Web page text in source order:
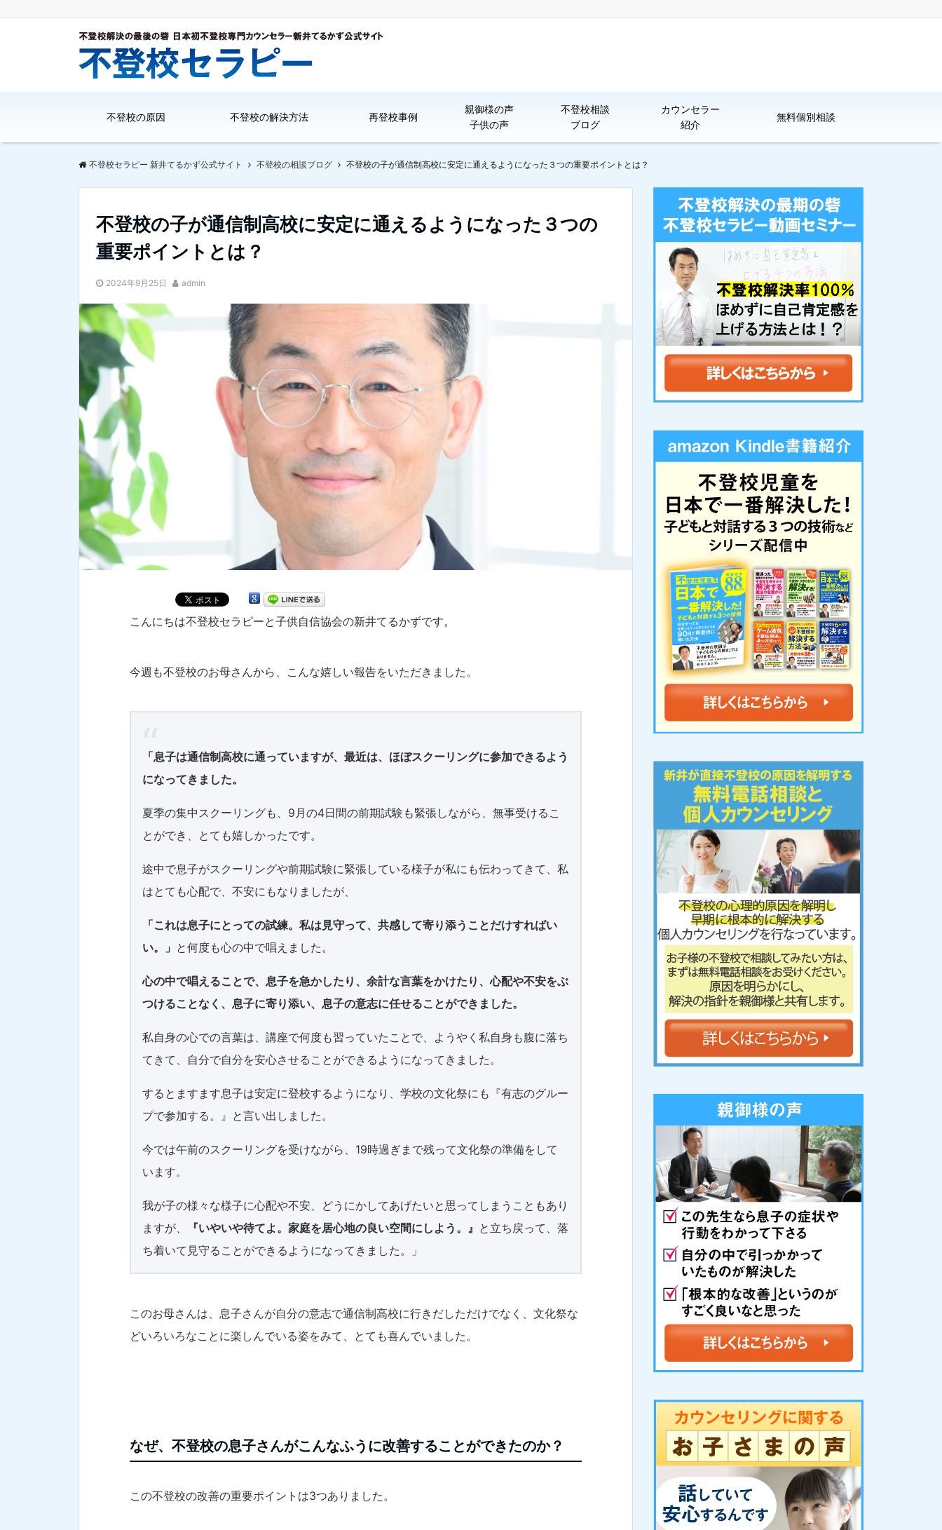
不登校の原因 不登校の解決方法 再登校事例
親御様の声
子供の声
不登校相談
ブログ
カウンセラー
紹介
無料個別相談
不登校セラピー 新井てるかず公式サイト 不登校の相談ブログ 不登校の子が通信制高校に安定に通えるようになった３つの重要ポイントとは？
不登校の子が通信制高校に安定に通えるようになった３つの
重要ポイントとは？
2024年9月25日 admin
こんにちは不登校セラピーと子供自信協会の新井てるかずです。
今週も不登校のお母さんから、こんな嬉しい報告をいただきました。
「息子は通信制高校に通っていますが、最近は、ほぼスクーリングに参加できるよう
になってきました。
夏季の集中スクーリングも、9月の4日間の前期試験も緊張しながら、無事受けるこ
とができ、とても嬉しかったです。
途中で息子がスクーリングや前期試験に緊張している様子が私にも伝わってきて、私
はとても心配で、不安にもなりましたが、
「これは息子にとっての試練。私は見守って、共感して寄り添うことだけすればい
い。」 と何度も心の中で唱えました。
心の中で唱えることで、息子を急かしたり、余計な言葉をかけたり、心配や不安をぶ
つけることなく、息子に寄り添い、息子の意志に任せることができました。
私自身の心での言葉は、講座で何度も習っていたことで、ようやく私自身も腹に落ち
てきて、自分で自分を安心させることができるようになってきました。
するとますます息子は安定に登校するようになり、学校の文化祭にも『有志のグルー
プで参加する。』と言い出しました。
今では午前のスクーリングを受けながら、19時過ぎまで残って文化祭の準備をして
います。
我が子の様々な様子に心配や不安、どうにかしてあげたいと思ってしまうこともあり
ますが、
『いやいや待てよ。家庭を居心地の良い空間にしよう。』 と立ち戻って、落
ち着いて見守ることができるようになってきました。」
このお母さんは、息子さんが自分の意志で通信制高校に行きだしただけでなく、文化祭な
どいろいろなことに楽しんでいる姿をみて、とても喜んでいました。
なぜ、不登校の息子さんがこんなふうに改善することができたのか？
この不登校の改善の重要ポイントは3つありました。